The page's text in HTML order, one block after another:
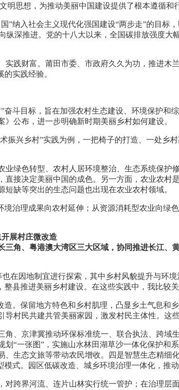
明思想，为推动美丽中国建设提供了根本遵循和
纳入社会主义现代化强国建设“两步走”的目标
深推进。党的十八大以来，全国碳排放强度大
践财富。莆田市委、市政府久久为功，推进木
实践经验。
斗目标，旨在加强农村生态建设、环境保护和
公布，进一步明确新时期美丽乡村如何建设。
振兴乡村”实践为例，一把椅子的打造、一处乡
绿色转型、农村人居环境整治、生态系统保护
接决定美丽中国的成色。另一方面，农业农村
缺等突出的生态问题也出现在农业农村领域。
治理成果向农村延伸；从资源消耗型农业向绿
展村庄微改造
角、粤港澳大湾区三大区域，协同推进长江、
在因地制宜进行探索，其中乡村风貌提升与环
县推进美丽乡村建设。在这些实践中，我比较
。保留地方特色和乡村肌理，凸显乡土气息和
村民共建共管美丽家园，激发村民主体性。这
、京津冀推动环保标准统一、联合执法、跨域
“一张图”，实施山水林田湖草沙一体化保护和
生态文旅等带动农民增收。四是智慧生态精细
式。园区低碳改造、城乡环境治理一体化，推动
跨界河流、连片山林实行统一管护；在治理层